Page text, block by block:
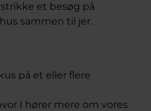
et besøg på
sammen til jer.
på et eller flere
I hører mere om vores